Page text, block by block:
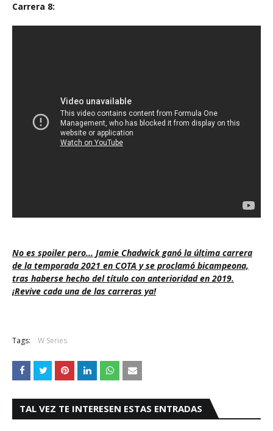
Carrera 8:
No es spoiler pero... Jamie Chadwick ganó la última carrera
de la temporada 2021 en COTA y se proclamó bicampeona,
tras haberse hecho del título con anterioridad en 2019.
¡Revive cada una de las carreras ya!
Tags: W Series
TAL VEZ TE INTERESEN ESTAS ENTRADAS